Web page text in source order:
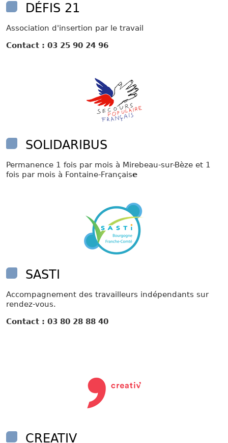
DÉFIS 21
Association d'insertion par le travail
Contact : 03 25 90 24 96
SOLIDARIBUS
Permanence 1 fois par mois à Mirebeau-sur-Bèze et 1
fois par mois à Fontaine-Française
SASTI
Accompagnement des travailleurs indépendants sur
rendez-vous.
Contact : 03 80 28 88 40
CREATIV